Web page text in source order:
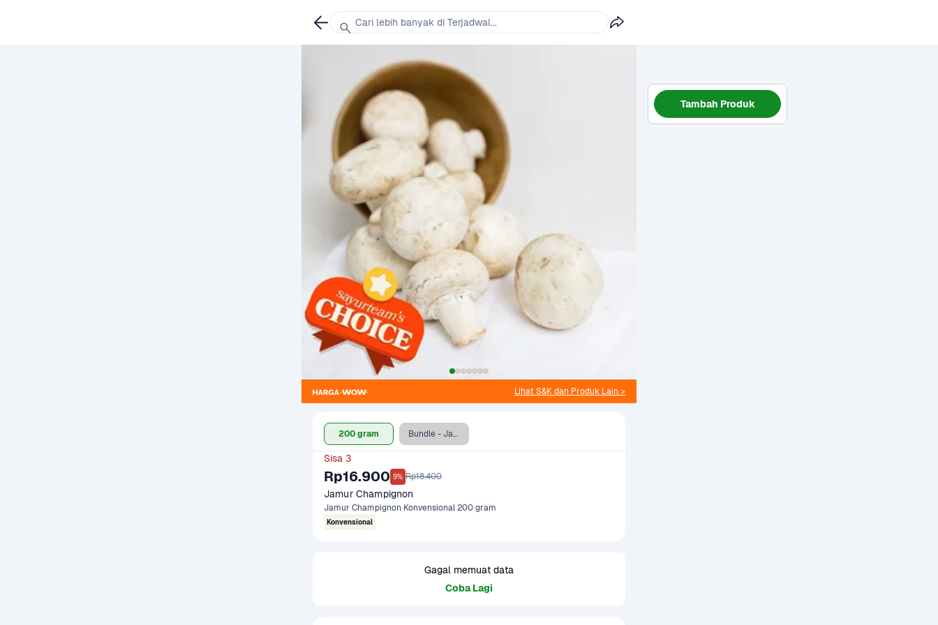
Lihat S&K dan Produk Lain >
200 gram Bundle - Jamur 200 gr & Boneless Dada Ayam 500 gr
Sisa 3
Rp16.900 9% Rp18.400
Jamur Champignon
Jamur Champignon Konvensional 200 gram
Konvensional
Gagal memuat data
Coba Lagi
Tambah Produk
Cari lebih banyak di Terjadwal...